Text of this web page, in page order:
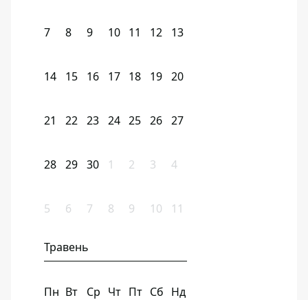
7 8 9 10 11 12 13
14 15 16 17 18 19 20
21 22 23 24 25 26 27
28 29 30 1 2 3 4
5 6 7 8 9 10 11
Травень
Пн Вт Ср Чт Пт Сб Нд